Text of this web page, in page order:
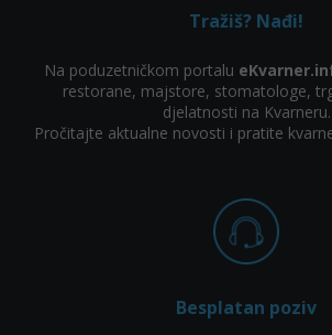
Tražiš? Nađi!
Na poduzetničkom portalu
restorane, majstore, stomatologe,
djelatnosti na Kvarneru.
Pročitajte aktualne novosti i pratite
Besplatan poziv